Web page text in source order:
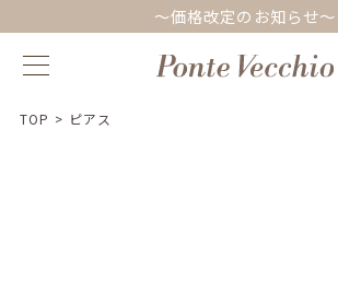
～価格改定のお知らせ～
TOP > ピアス